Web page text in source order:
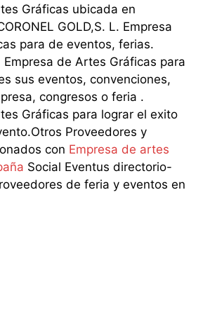
Gráficas ubicada en
GOLD,S. L. Empresa
para de eventos, ferias.
de Artes Gráficas para
sus eventos, convenciones,
congresos o feria .
Gráficas para lograr el exito
Proveedores y
con Empresa de artes
Social Eventus directorio-
de feria y eventos en